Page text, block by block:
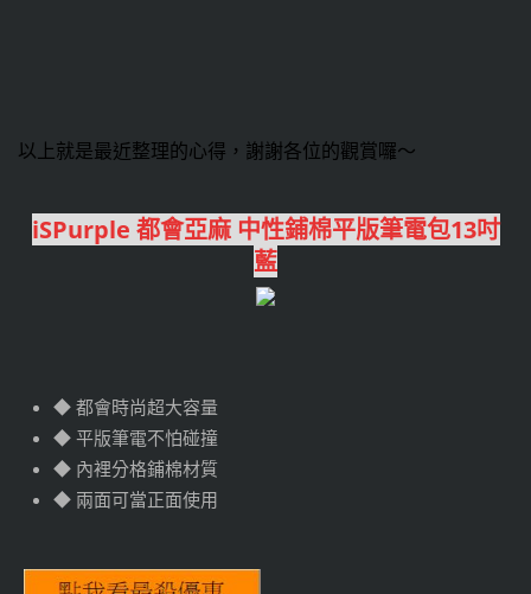
以上就是最近整理的心得，謝謝各位的觀賞囉～
iSPurple 都會亞麻 中性鋪棉平版筆電包13吋
藍
◆ 都會時尚超大容量
◆ 平版筆電不怕碰撞
◆ 內裡分格鋪棉材質
◆ 兩面可當正面使用